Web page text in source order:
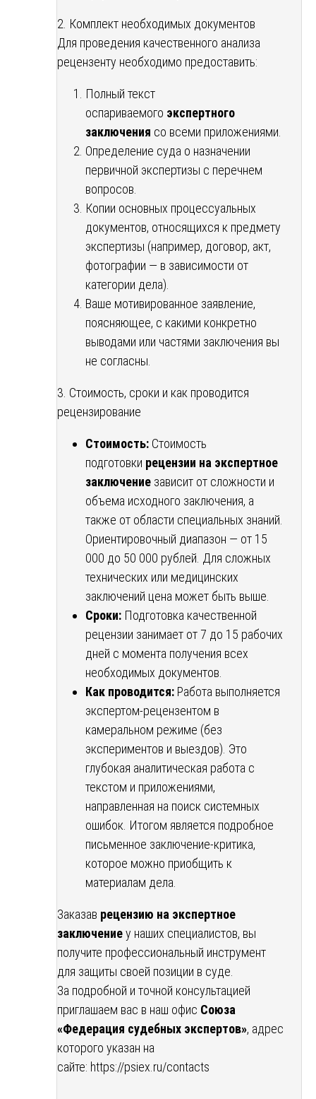
2. Комплект необходимых документов
Для проведения качественного анализа
рецензенту необходимо предоставить:
Полный текст
оспариваемого экспертного
заключения со всеми приложениями.
Определение суда о назначении
первичной экспертизы с перечнем
вопросов.
Копии основных процессуальных
документов, относящихся к предмету
экспертизы (например, договор, акт,
фотографии — в зависимости от
категории дела).
Ваше мотивированное заявление,
поясняющее, с какими конкретно
выводами или частями заключения вы
не согласны.
3. Стоимость, сроки и как проводится
рецензирование
Стоимость: Стоимость
подготовки рецензии на экспертное
заключение зависит от сложности и
объема исходного заключения, а
также от области специальных знаний.
Ориентировочный диапазон — от 15
000 до 50 000 рублей. Для сложных
технических или медицинских
заключений цена может быть выше.
Сроки: Подготовка качественной
рецензии занимает от 7 до 15 рабочих
дней с момента получения всех
необходимых документов.
Как проводится: Работа выполняется
экспертом-рецензентом в
камеральном режиме (без
экспериментов и выездов). Это
глубокая аналитическая работа с
текстом и приложениями,
направленная на поиск системных
ошибок. Итогом является подробное
письменное заключение-критика,
которое можно приобщить к
материалам дела.
Заказав рецензию на экспертное
заключениеу наших специалистов, вы
получите профессиональный инструмент
для защиты своей позиции в суде.
За подробной и точной консультацией
приглашаем вас в наш офис Союза
«Федерация судебных экспертов», адрес
которого указан на
сайте: https://psiex.ru/contacts